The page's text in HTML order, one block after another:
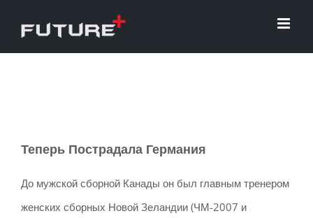
Теперь Пострадала Германия
До мужской сборной Канады он был главным тренером
женских сборных Новой Зеландии (ЧМ-2007 и